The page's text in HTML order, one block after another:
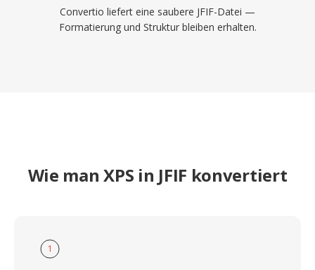
Convertio liefert eine saubere JFIF-Datei —
Formatierung und Struktur bleiben erhalten.
Wie man XPS in JFIF konvertiert
1